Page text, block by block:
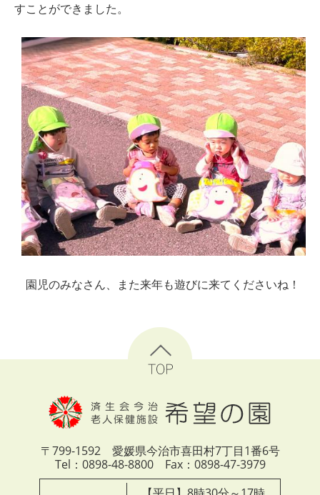
すことができました。
園児のみなさん、また来年も遊びに来てくださいね！
このページのトップへ
〒799-1592 愛媛県今治市喜田村7丁目1番6号
Tel：0898-48-8800 Fax：0898-47-3979